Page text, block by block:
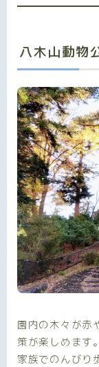
八木山動物
園内の木々が赤
策が楽しめます
家族でのんびり